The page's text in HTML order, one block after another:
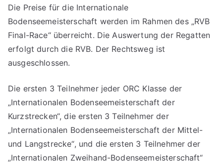
Die Preise für die Internationale
Bodenseemeisterschaft werden im Rahmen des „RVB
Final-Race“ überreicht. Die Auswertung der Regatten
erfolgt durch die RVB. Der Rechtsweg ist
ausgeschlossen.
Die ersten 3 Teilnehmer jeder ORC Klasse der
„Internationalen Bodenseemeisterschaft der
Kurzstrecken“, die ersten 3 Teilnehmer der
„Internationalen Bodenseemeisterschaft der Mittel-
und Langstrecke“, und die ersten 3 Teilnehmer der
„Internationalen Zweihand-Bodenseemeisterschaft“